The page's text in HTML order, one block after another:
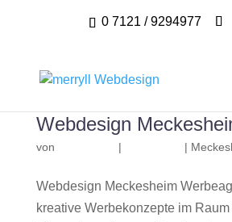
0 7121 / 9294977
Webdesign
von | |
Webdesign Meckesheim
kreative Werbekonzepte im